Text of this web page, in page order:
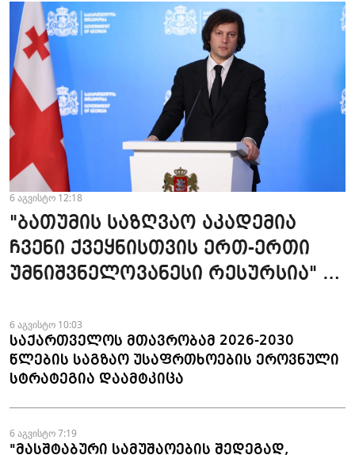
6 აგვისტო 12:18
"ბათუმის საზღვაო აკადემია
ჩვენი ქვეყნისთვის ერთ-ერთი
უმნიშვნელოვანესი რესურსია" -
6 აგვისტო 10:03
საქართველოს მთავრობამ 2026-2030
წლების საგზაო უსაფრთხოების ეროვნული
სტრატეგია დაამტკიცა
6 აგვისტო 7:19
"მასშტაბური სამუშაოების შედეგად,